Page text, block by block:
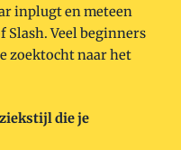
inplugt en meteen
Veel beginners
zoektocht naar het
die je